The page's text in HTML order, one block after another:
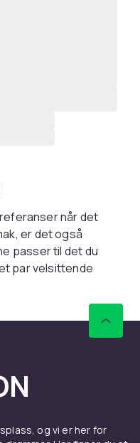
når det
er det også
passer til det du
par velsittende
trendy cityshorts
ditt? Trenger
foretrekker du en
og at
materialer
bånd som
og vi er her for